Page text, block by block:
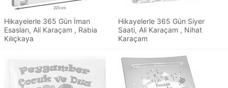
Hikayelerle 365 Gün İman
Esasları, Ali Karaçam , Rabia
Kılıçkaya
Hikayelerle 365 Gün Siyer
Saati, Ali Karaçam , Nihat
Karaçam